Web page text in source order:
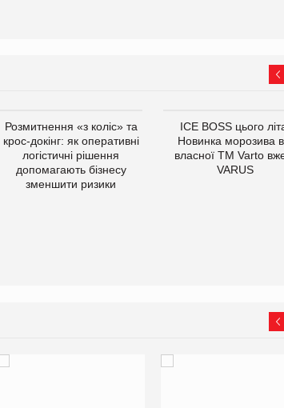
Розмитнення «з коліс» та
крос-докінг: як оперативні
логістичні рішення
допомагають бізнесу
зменшити ризики
ICE BOSS цього
Новинка морозива
власної ТМ Varto
VARUS